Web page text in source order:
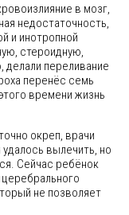
в мозг,
недостаточность,
и инотропной
стероидную,
переливание
перенёс семь
времени жизнь
окреп, врачи
вылечить, но
Сейчас ребёнок
не позволяет